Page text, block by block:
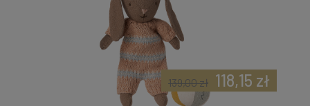
118,15 zł
139,00 zł